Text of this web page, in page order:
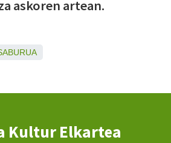
askoren artean.
Kultur Elkartea